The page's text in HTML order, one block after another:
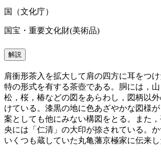
国（文化庁）
国宝・重要文化財(美術品)
解説
肩衝形茶入を拡大して肩の四方に耳をつ
特の形式を有する茶壺である。胴には，
松，桜，椿などの図をあらわし，図柄以
けている。漆黒の地に色あざやかな図様
案としても他にみない構図をとる。また
央には「仁清」の大印が捺されている。
いくつも蔵していた丸亀藩京極家に伝来し